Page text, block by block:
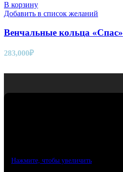
Нажмите, чтобы увеличить
В корзину
Добавить в список желаний
Венчальные кольца «Спас»
283,000₽